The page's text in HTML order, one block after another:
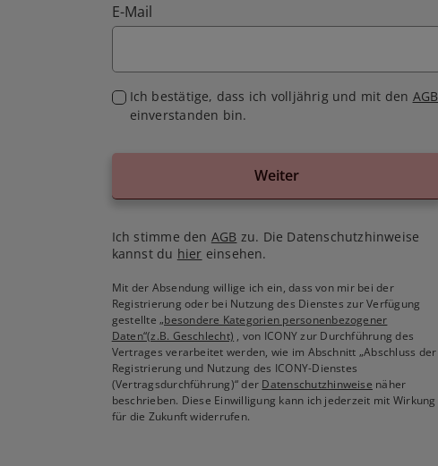
E-Mail
Ich bestätige, dass ich volljährig und mit den AGB
einverstanden bin.
Weiter
Ich stimme den AGB zu. Die Datenschutzhinweise
kannst du hier einsehen.
Mit der Absendung willige ich ein, dass von mir bei der
Registrierung oder bei Nutzung des Dienstes zur Verfügung
gestellte„besondere Kategorien personenbezogener
Daten“(z.B. Geschlecht) , von ICONY zur Durchführung des
Vertrages verarbeitet werden, wie im Abschnitt „Abschluss der
Registrierung und Nutzung des ICONY-Dienstes
(Vertragsdurchführung)“ der Datenschutzhinweise näher
beschrieben. Diese Einwilligung kann ich jederzeit mit Wirkung
für die Zukunft widerrufen.